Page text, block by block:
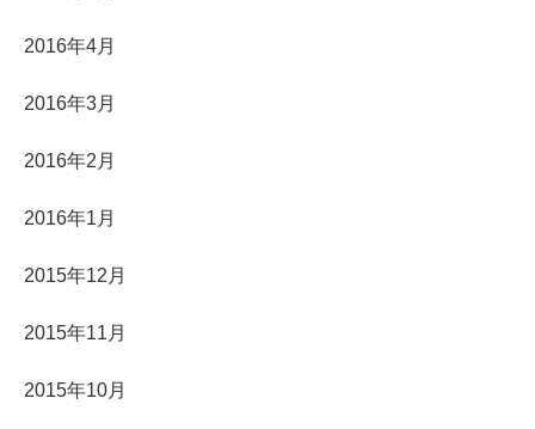
2016年4月
2016年3月
2016年2月
2016年1月
2015年12月
2015年11月
2015年10月